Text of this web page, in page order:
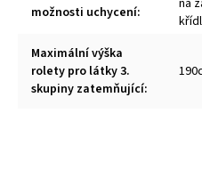
možnosti uchycení:
Maximální výška
rolety pro látky 3.
skupiny zatemňující: